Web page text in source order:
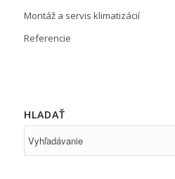
Montáž a servis klimatizácií
Referencie
HLADAŤ